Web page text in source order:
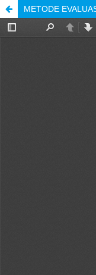
METODE